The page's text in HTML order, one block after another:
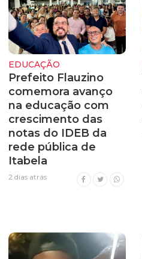
EDUCAÇÃO
Prefeito Flauzino
comemora avanço
na educação com
crescimento das
notas do IDEB da
rede pública de
Itabela
2 dias atrás